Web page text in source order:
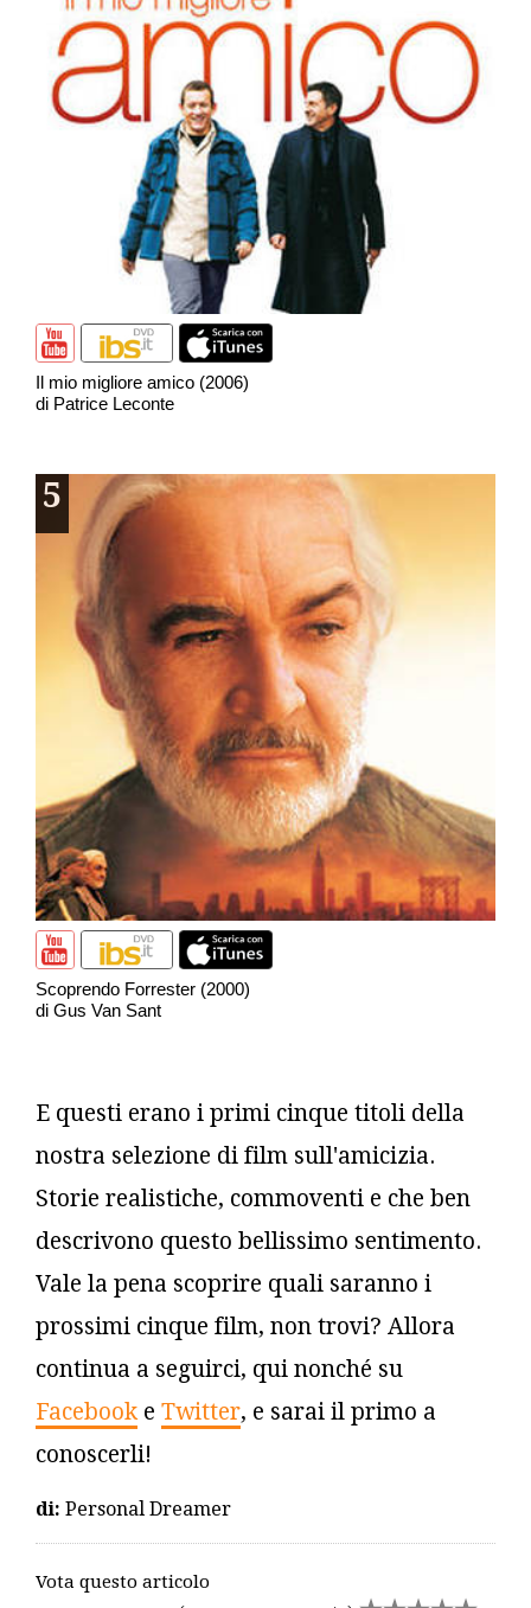
Il mio migliore amico (2006)
di Patrice Leconte
5
Scoprendo Forrester (2000)
di Gus Van Sant
E questi erano i primi cinque titoli della
nostra selezione di film sull'amicizia.
Storie realistiche, commoventi e che ben
descrivono questo bellissimo sentimento.
Vale la pena scoprire quali saranno i
prossimi cinque film, non trovi? Allora
continua a seguirci, qui nonché su
Facebooke Twitter, e sarai il primo a
conoscerli!
di: Personal Dreamer
Vota questo articolo